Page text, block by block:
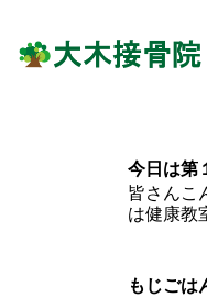
対応症状一覧
今日は第
皆さんこ
は健康教
もじご